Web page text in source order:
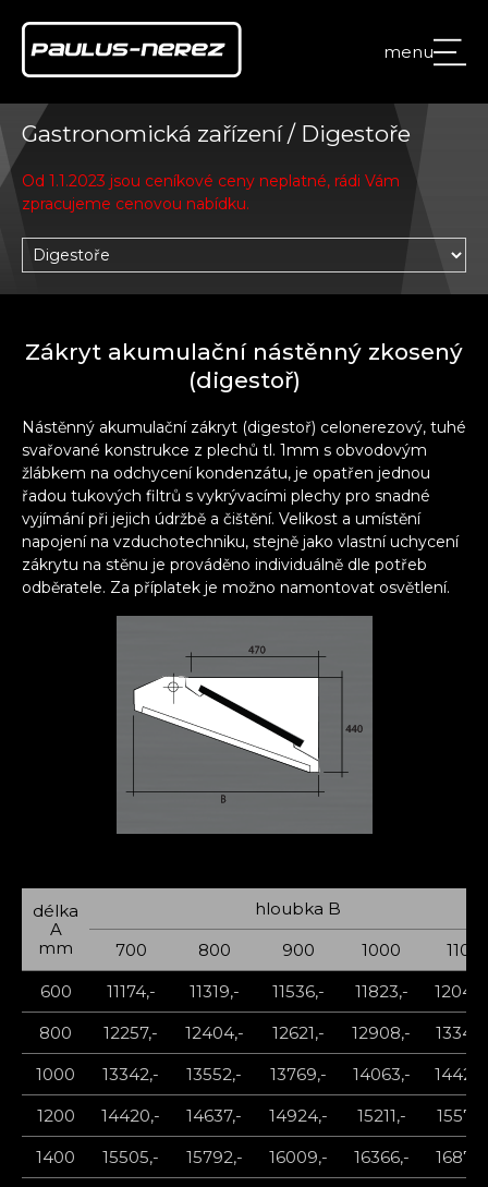
menu
Gastronomická zařízení / Digestoře
Od 1.1.2023 jsou ceníkové ceny neplatné, rádi Vám
zpracujeme cenovou nabídku.
Zákryt akumulační nástěnný zkosený
(digestoř)
Nástěnný akumulační zákryt (digestoř) celonerezový, tuhé
svařované konstrukce z plechů tl. 1mm s obvodovým
žlábkem na odchycení kondenzátu, je opatřen jednou
řadou tukových filtrů s vykrývacími plechy pro snadné
vyjímání při jejich údržbě a čištění. Velikost a umístění
napojení na vzduchotechniku, stejně jako vlastní uchycení
zákrytu na stěnu je prováděno individuálně dle potřeb
odběratele. Za příplatek je možno namontovat osvětlení.
délka
A
mm
hloubka B
700
800 900 1000
1100
600
11174,- 11319,- 11536,- 11823,-
800
12257,- 12404,- 12621,- 12908,-
1000
13342,- 13552,- 13769,- 14063,-
1200
14420,- 14637,- 14924,- 15211,-
1400
15505,- 15792,- 16009,- 16366,-